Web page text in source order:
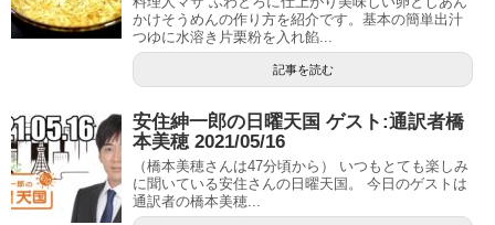
かけそうめんの作り方を紹介です。基本の簡単出汁
つゆに水溶き片栗粉を入れ餡...
記事を読む
安住紳一郎の日曜天国 ゲスト:通訳者橋
本美穂 2021/05/16
（橋本美穂さんは47分頃から） いつもとても楽しみ
に聞いている安住さんの日曜天国。 今日のゲストは
通訳者の橋本美穂...